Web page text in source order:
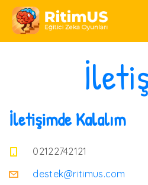
İletişimde Kalalım
02122742121
destek@ritimus.com